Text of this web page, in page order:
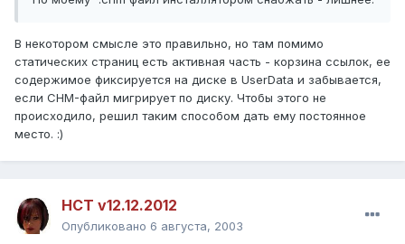
В некотором смысле это правильно, но там помимо
статических страниц есть активная часть - корзина ссылок, ее
содержимое фиксируется на диске в UserData и забывается,
если CHM-файл мигрирует по диску. Чтобы этого не
происходило, решил таким способом дать ему постоянное
место. :)
HCT v12.12.2012
Опубликовано 6 августа, 2003